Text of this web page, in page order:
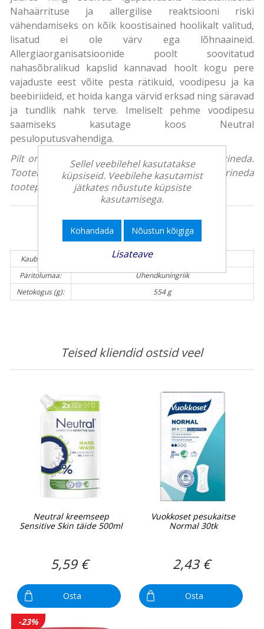
Nahaärrituse ja allergilise reaktsiooni riski
vähendamiseks on kõik koostisained hoolikalt valitud,
lisatud ei ole värv ega lõhnaaineid.
Allergiaorganisatsioonide poolt soovitatud
nahasõbralikud kapslid kannavad hoolt kogu pere
vajaduste eest võite pesta rätikuid, voodipesu ja ka
beebiriideid, et hoida kanga värvid erksad ning säravad
ja tundlik nahk terve. Imeliselt pehme voodipesu
saamiseks kasutage koos Neutral
pesuloputusvahendiga.
Pilt on illustreeriv, toote tegelik välimus võib erineda.
Tootekirjeldus on üldise iseloomuga ning võib erineda
tootepakendil olevast teabest.
Tooteinfo:
Kaubamärk:
NEUTRAL
Päritolumaa:
Ühendkuningriik
Netokogus (g):
554 g
Teised kliendid ostsid veel
Neutral kreemseep
Sensitive Skin täide 500ml
5,59 €
Osta
Vuokkoset pesukaitse
Normal 30tk
2,43 €
Osta
-23%
Sellel veebilehel kasutatakse
küpsiseid. Veebilehe kasutamist
jätkates nõustute küpsiste
kasutamisega.
Kohandada Nõustun kõigiga
Lisateave